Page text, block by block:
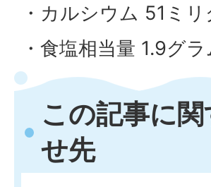
・カルシウム 51ミ
・食塩相当量 1.9グラ
この記事に
せ先